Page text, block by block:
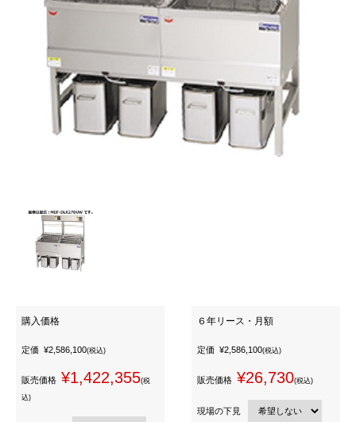
購入価格
定価 ¥2,586,100(税込)
販売価格 ¥1,422,355(税
込)
６年リース・月額
定価 ¥2,586,100(税込)
販売価格 ¥26,730(税込)
現場の下見